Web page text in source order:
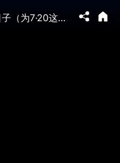
音乐视频：不能遗忘的日子（为7·20这个预言中特殊的日子而作）